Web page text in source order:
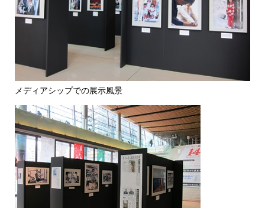
メディアシップでの展示風景